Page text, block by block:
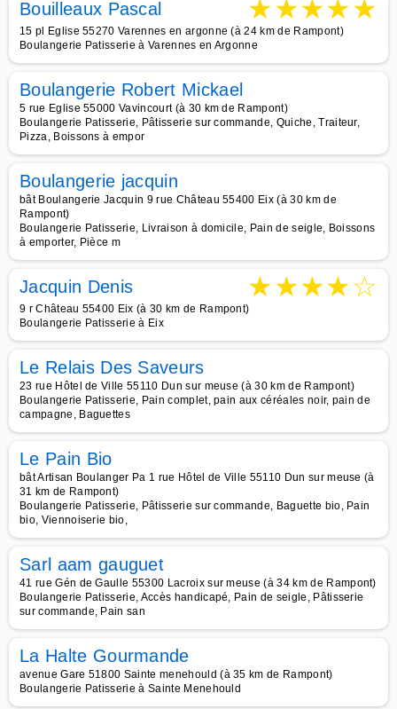
Bouilleaux Pascal ★★★★★
15 pl Eglise 55270 Varennes en argonne (à 24 km de Rampont)
Boulangerie Patisserie à Varennes en Argonne
Boulangerie Robert Mickael
5 rue Eglise 55000 Vavincourt (à 30 km de Rampont)
Boulangerie Patisserie, Pâtisserie sur commande, Quiche, Traiteur,
Pizza, Boissons à empor
Boulangerie jacquin
bât Boulangerie Jacquin 9 rue Château 55400 Eix (à 30 km de
Rampont)
Boulangerie Patisserie, Livraison à domicile, Pain de seigle, Boissons
à emporter, Pièce m
Jacquin Denis ★★★★☆
9 r Château 55400 Eix (à 30 km de Rampont)
Boulangerie Patisserie à Eix
Le Relais Des Saveurs
23 rue Hôtel de Ville 55110 Dun sur meuse (à 30 km de Rampont)
Boulangerie Patisserie, Pain complet, pain aux céréales noir, pain de
campagne, Baguettes
Le Pain Bio
bât Artisan Boulanger Pa 1 rue Hôtel de Ville 55110 Dun sur meuse (à
31 km de Rampont)
Boulangerie Patisserie, Pâtisserie sur commande, Baguette bio, Pain
bio, Viennoiserie bio,
Sarl aam gauguet
41 rue Gén de Gaulle 55300 Lacroix sur meuse (à 34 km de Rampont)
Boulangerie Patisserie, Accès handicapé, Pain de seigle, Pâtisserie
sur commande, Pain san
La Halte Gourmande
avenue Gare 51800 Sainte menehould (à 35 km de Rampont)
Boulangerie Patisserie à Sainte Menehould